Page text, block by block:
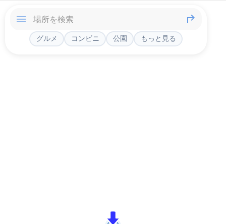
グルメ コンビニ 公園 もっと見る